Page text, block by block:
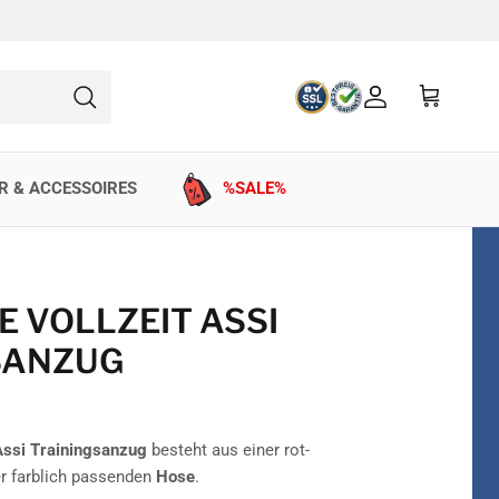
Suchen
& ACCESSOIRES %SALE%
VOLLZEIT ASSI
Trainingsanzug besteht aus einer rot-
farblich passenden Hose.